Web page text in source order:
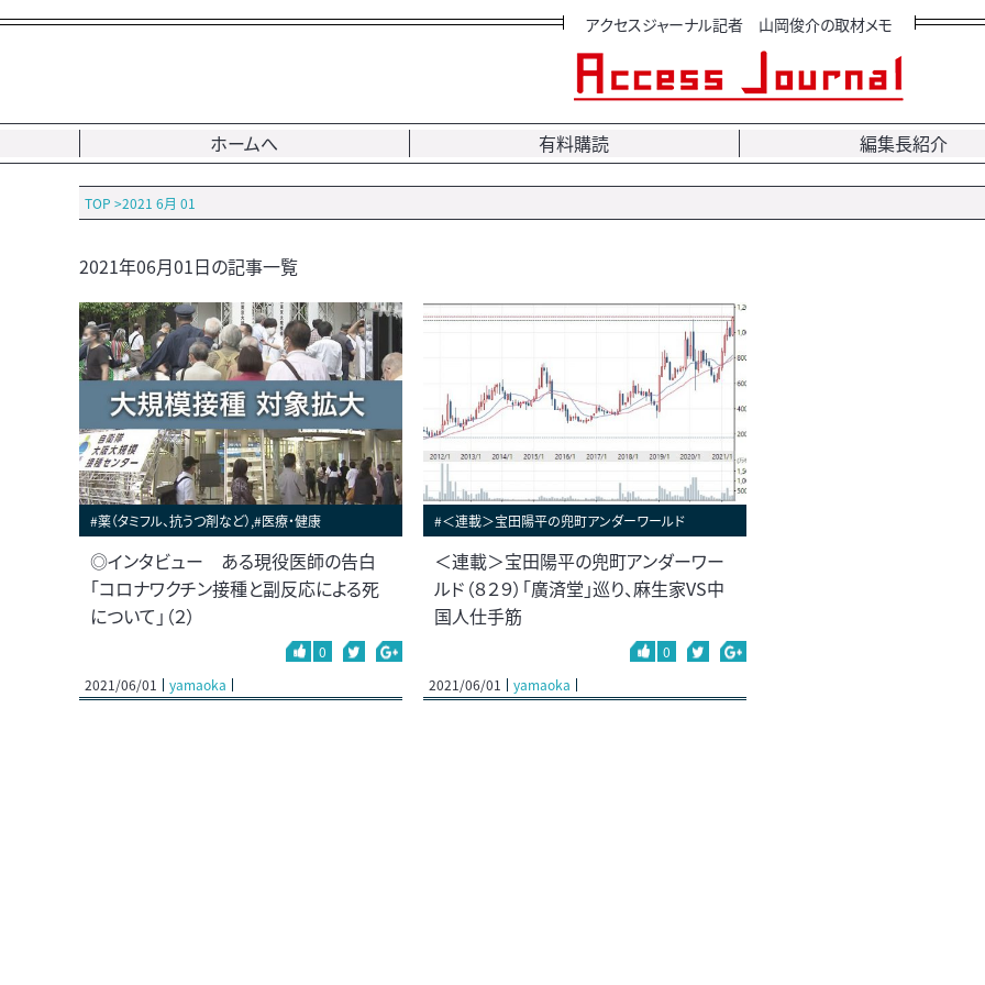
アクセスジャーナル記者 山岡俊介の取材メモ
ホームへ 有料購読 編集長紹介
TOP >2021 6月 01
2021年06月01日の記事一覧
#薬（タミフル、抗うつ剤など）,#医療・健康
◎インタビュー ある現役医師の告白
「コロナワクチン接種と副反応による死
について」（２）
0
2021/06/01
yamaoka
#＜連載＞宝田陽平の兜町アンダーワールド
＜連載＞宝田陽平の兜町アンダーワー
ルド（８２９）「廣済堂」巡り、麻生家VS中
国人仕手筋
0
2021/06/01
yamaoka